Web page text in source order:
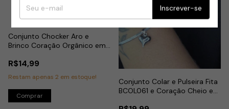
Conjunto Chocker Aro e
Brinco Coração Orgânico em
R$14,99
Restam apenas 2 em estoque!
Conjunto Colar e Pulseira Fita
BCOL061 e Coração Cheio e
Inscrever-se